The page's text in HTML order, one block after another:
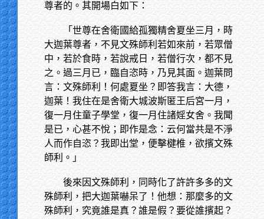
尊者的。其開場白如下：
「世尊在舍衛國給孤獨精舍夏坐三月，時
大迦葉尊者，不見文殊師利若如來前，若眾僧
中，若於食時，若說戒日，若僧行次，都不見
之。過三月已，臨自恣時，乃見其面。迦葉問
言：文殊師利！何處夏坐？即答我言：大德，
迦葉！我住在是舍衛大城波斯匿王后宮一月，
復一月住童子學堂，復一月住諸婬女舍。我聞
是已，心甚不悅；即作是念：云何當共是不淨
人而作自恣？我即出堂，便擊楗椎，欲擯文殊
師利。」
後來因文殊師利，同時化了許許多多的文
殊師利，把大迦葉嚇呆了！他想：那麼多的文
殊師利，究竟誰是真？誰是假？要從誰擯起？